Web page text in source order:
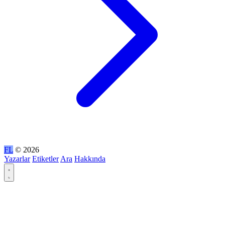
FL © 2026
Yazarlar Etiketler Ara Hakkında